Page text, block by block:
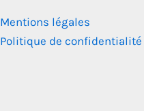
Mentions légales
Politique de confidentialité